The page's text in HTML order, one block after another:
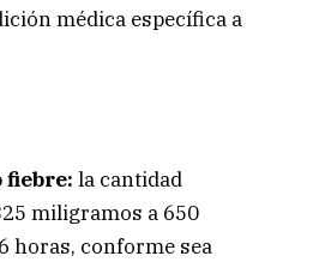
médica específica a
la cantidad
miligramos a 650
horas, conforme sea